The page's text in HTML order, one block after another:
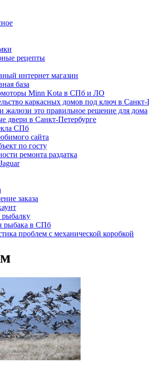
рецепты
интернет магазин
база
Minn Kota в СПб и ЛО
каркасных домов под ключ в Санкт-
жалюзи это правильное решение для дома
двери в Санкт-Петербурге
СПб
сайта
по госту
ремонта раздатка
заказа
рыбалку
рыбака в СПб
проблем с механической коробкой